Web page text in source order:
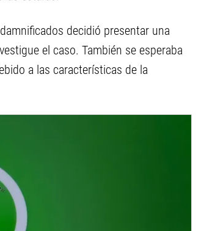
decidió presentar una
el caso. También se esperaba
a las características de la